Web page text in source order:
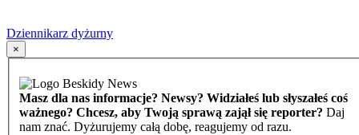
Dziennikarz dyżurny
×
Masz dla nas informacje? Newsy? Widziałeś lub słyszałeś coś
ważnego? Chcesz, aby Twoją sprawą zajął się reporter? Daj
nam znać. Dyżurujemy całą dobę, reagujemy od razu.